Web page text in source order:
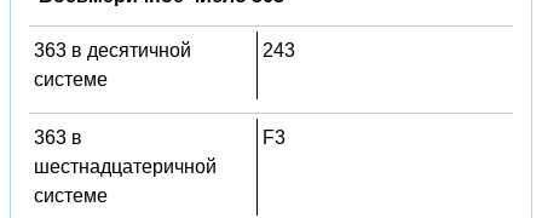
363 в десятичной
системе
243
363 в
шестнадцатеричной
системе
F3